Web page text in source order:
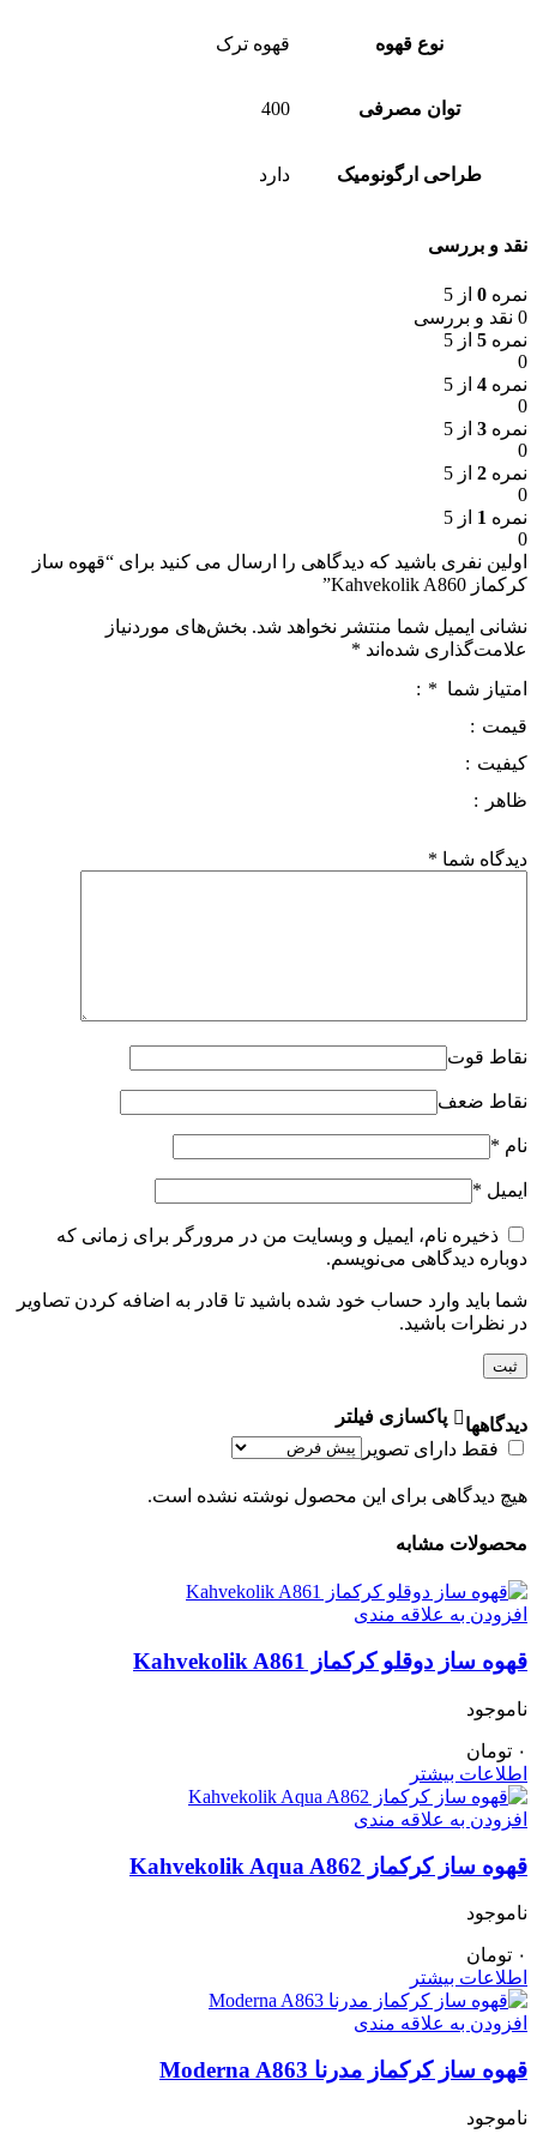
نوع قهوه قهوه ترک
توان مصرفی 400
طراحی ارگونومیک دارد
نقد و بررسی
نمره 0 از 5
0 نقد و بررسی
نمره 5 از 5
0
نمره 4 از 5
0
نمره 3 از 5
0
نمره 2 از 5
0
نمره 1 از 5
0
دیدگاهها
پاکسازی فیلتر
فقط دارای تصویر
هیچ دیدگاهی برای این محصول نوشته نشده است.
اولین نفری باشید که دیدگاهی را ارسال می کنید برای “قهوه ساز
کرکماز Kahvekolik A860”
نشانی ایمیل شما منتشر نخواهد شد. بخش‌های موردنیاز
علامت‌گذاری شده‌اند *
امتیاز شما *
قیمت
کیفیت
ظاهر
دیدگاه شما *
نقاط قوت
نقاط ضعف
نام *
ایمیل *
ذخیره نام، ایمیل و وبسایت من در مرورگر برای زمانی که
دوباره دیدگاهی می‌نویسم.
شما باید وارد حساب خود شده باشید تا قادر به اضافه کردن تصاویر
در نظرات باشید.
محصولات مشابه
افزودن به علاقه مندی
قهوه ساز دوقلو کرکماز Kahvekolik A861
ناموجود
۰ تومان
اطلاعات بیشتر
افزودن به علاقه مندی
قهوه ساز کرکماز Kahvekolik Aqua A862
ناموجود
۰ تومان
اطلاعات بیشتر
افزودن به علاقه مندی
قهوه ساز کرکماز مدرنا Moderna A863
ناموجود